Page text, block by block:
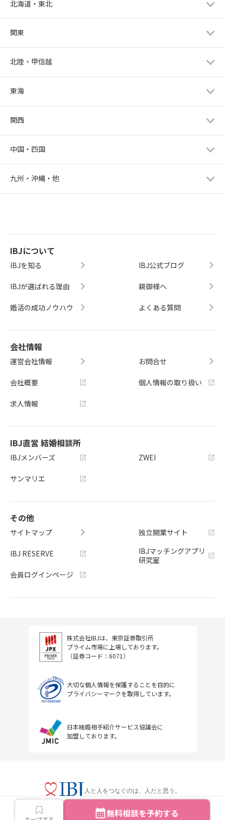
無料相談を予約する
北海道・東北
関東
北陸・甲信越
東海
関西
中国・四国
九州・沖縄・他
IBJについて
IBJを知る
IBJが選ばれる理由
婚活の成功ノウハウ
IBJ公式ブログ
親御様へ
よくある質問
会社情報
運営会社情報
会社概要
求人情報
お問合せ
個人情報の取り扱い
IBJ直営 結婚相談所
IBJメンバーズ
サンマリエ
ZWEI
その他
サイトマップ
IBJ RESERVE
会員ログインページ
独立開業サイト
IBJマッチングアプリ
研究室
株式会社IBJは、東京証券取引所
プライム市場に上場しております。
（証券コード：6071）
大切な個人情報を保護することを目的に
プライバシーマークを取得しています。
日本結婚相手紹介サービス協議会に
加盟しております。
人と人をつなぐのは、人だと思う。